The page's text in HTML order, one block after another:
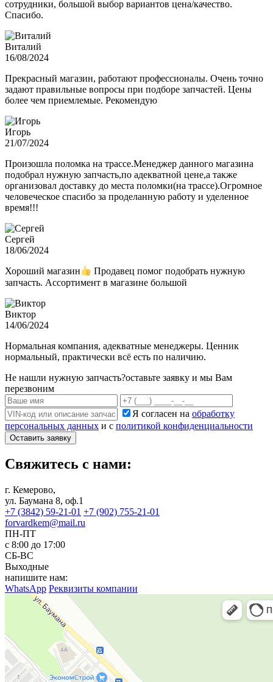
сотрудники, большой выбор вариантов цена/качество.
Спасибо.
Виталий
16/08/2024
Прекрасный магазин, работают профессионалы. Очень точно
задают правильные вопросы при подборе запчастей. Цены
более чем приемлемые. Рекомендую
Игорь
21/07/2024
Произошла поломка на трассе.Менеджер данного магазина
подобрал нужную запчасть,по адекватной цене,а также
организовал доставку до места поломки(на трассе).Огромное
человеческое спасибо за проделанную работу и уделенное
время!!!
Сергей
18/06/2024
Хороший магазин
Продавец помог подобрать нужную
запчасть. Ассортимент в магазине большой
Виктор
14/06/2024
Нормальная компания, адекватные менеджеры. Ценник
нормальный, практически всё есть по наличию.
Не нашли нужную запчасть?оставьте заявку и мы Вам
перезвоним
Я согласен на обработку
персональных данных и с политикой конфиденциальности
Оставить заявку
Свяжитесь с нами:
г. Кемерово,
ул. Баумана 8, оф.1
+7 (3842) 59-21-01 +7 (902) 755-21-01
forvardkem@mail.ru
ПН-ПТ
с 8:00 до 17:00
СБ-ВС
Выходные
напишите нам:
WhatsApp Реквизиты компании